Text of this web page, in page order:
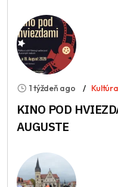
1 týždeň ago Kultúra
KINO POD
AUGUSTE